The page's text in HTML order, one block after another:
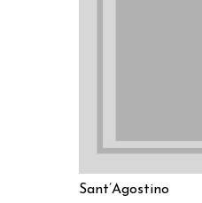
Sant’Agostino